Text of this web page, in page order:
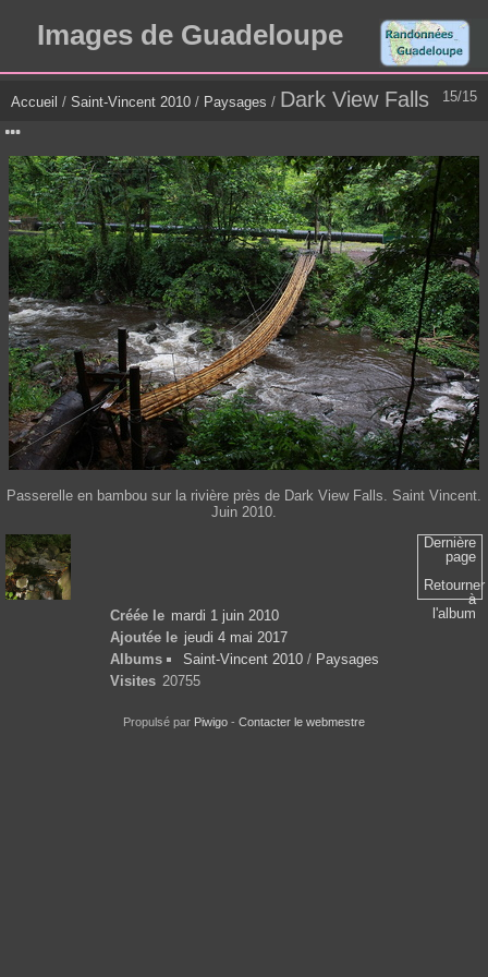
Images de Guadeloupe
15/15
Accueil / Saint-Vincent 2010 / Paysages / Dark View Falls
Passerelle en bambou sur la rivière près de Dark View Falls. Saint Vincent.
Juin 2010.
Dernière
page
Retourner
à
l'album
Créée le mardi 1 juin 2010
Ajoutée le jeudi 4 mai 2017
Albums
Saint-Vincent 2010 / Paysages
Visites 20755
Propulsé par Piwigo - Contacter le webmestre